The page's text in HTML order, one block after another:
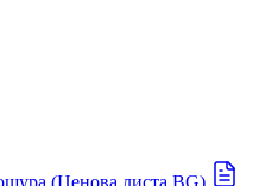
(Ценова листа BG)